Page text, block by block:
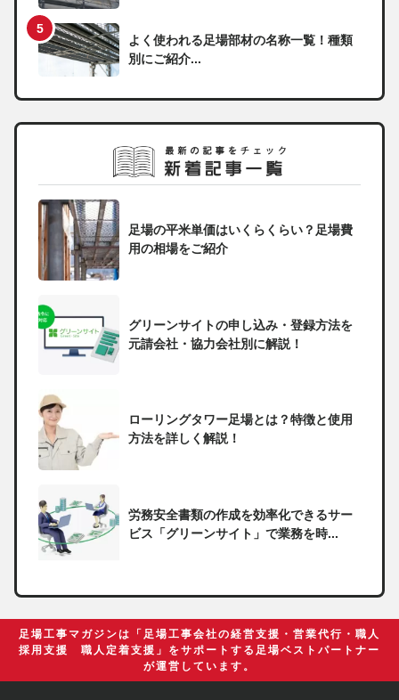
よく使われる足場部材の名称一覧！種類
別にご紹介...
足場の平米単価はいくらくらい？足場費
用の相場をご紹介
グリーンサイトの申し込み・登録方法を
元請会社・協力会社別に解説！
ローリングタワー足場とは？特徴と使用
方法を詳しく解説！
労務安全書類の作成を効率化できるサー
ビス「グリーンサイト」で業務を時...
届いたらどうしたらいい？
足場工事マガジンは「足場工事会社の経営支援・営業代行・職人
採用支援 職人定着支援」をサポートする足場ベストパートナー
が運営しています。